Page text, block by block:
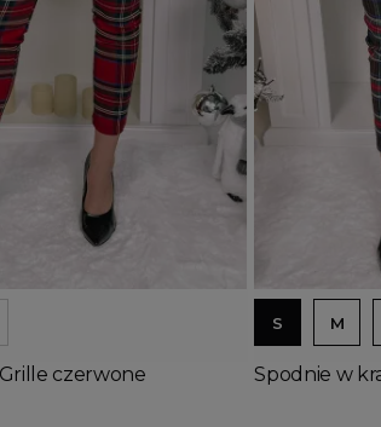
czerwone
S M
Spodnie w